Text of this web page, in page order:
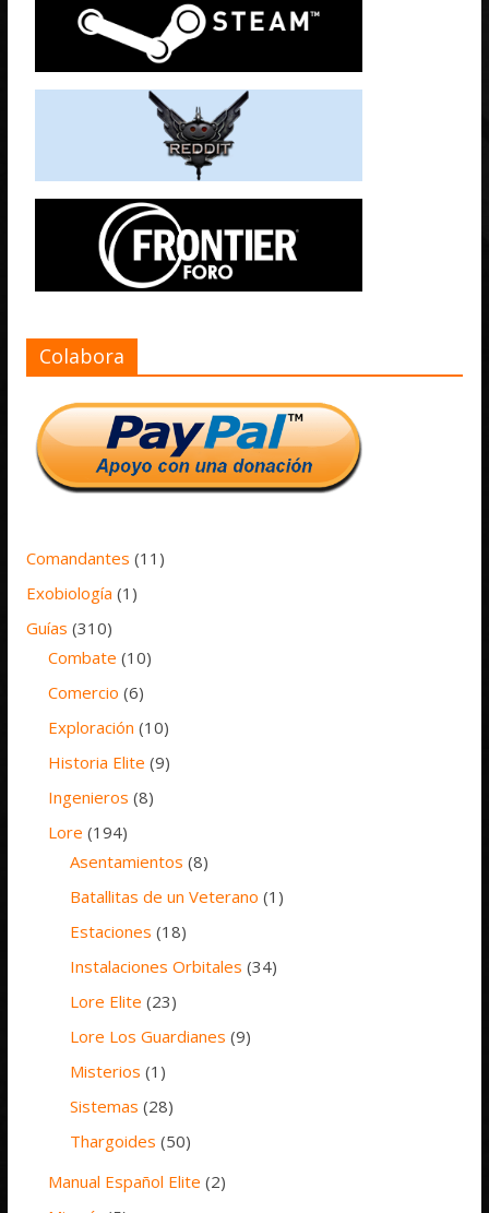
Colabora
Comandantes (11)
Exobiología (1)
Guías (310)
Combate (10)
Comercio (6)
Exploración (10)
Historia Elite (9)
Ingenieros (8)
Lore (194)
Asentamientos (8)
Batallitas de un Veterano (1)
Estaciones (18)
Instalaciones Orbitales (34)
Lore Elite (23)
Lore Los Guardianes (9)
Misterios (1)
Sistemas (28)
Thargoides (50)
Manual Español Elite (2)